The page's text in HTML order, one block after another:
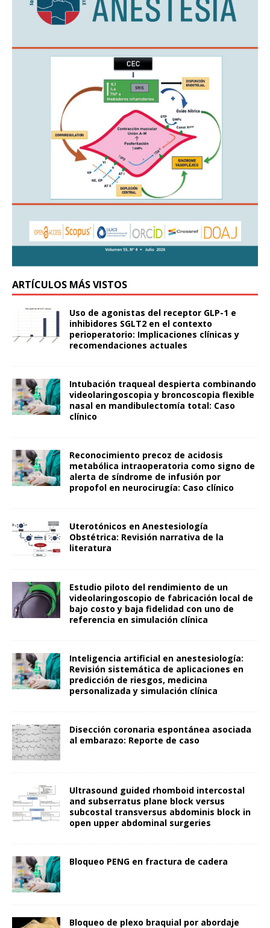
ARTÍCULOS MÁS VISTOS
Uso de agonistas del receptor GLP-1 e
inhibidores SGLT2 en el contexto
perioperatorio: Implicaciones clínicas y
recomendaciones actuales
Intubación traqueal despierta combinando
videolaringoscopia y broncoscopia flexible
nasal en mandibulectomía total: Caso
clínico
Reconocimiento precoz de acidosis
metabólica intraoperatoria como signo de
alerta de síndrome de infusión por
propofol en neurocirugía: Caso clínico
Uterotónicos en Anestesiología
Obstétrica: Revisión narrativa de la
literatura
Estudio piloto del rendimiento de un
videolaringoscopio de fabricación local de
bajo costo y baja fidelidad con uno de
referencia en simulación clínica
Inteligencia artificial en anestesiología:
Revisión sistemática de aplicaciones en
predicción de riesgos, medicina
personalizada y simulación clínica
Disección coronaria espontánea asociada
al embarazo: Reporte de caso
Ultrasound guided rhomboid intercostal
and subserratus plane block versus
subcostal transversus abdominis block in
open upper abdominal surgeries
Bloqueo PENG en fractura de cadera
Bloqueo de plexo braquial por abordaje